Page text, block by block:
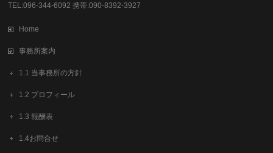
TEL:096-344-6092 携帯:090-8392-3927
Home
事務所案内
1.1 当事務所の方針
1.2 プロフィール
1.3 報酬表
1.4お問合せ